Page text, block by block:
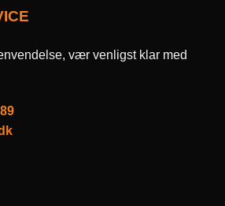
vær venligst klar med